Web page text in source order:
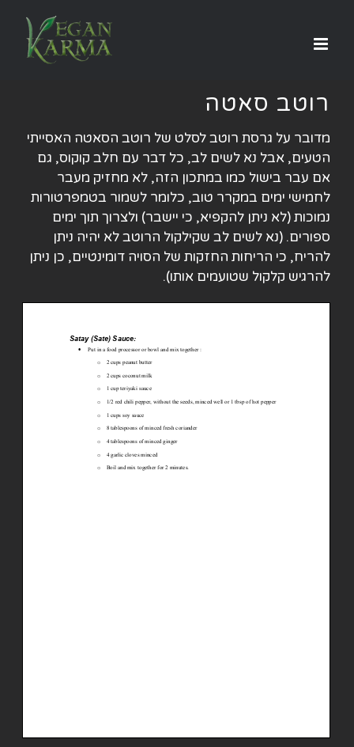
רוטב סאטה
מדובר על גרסת רוטב לסלט של רוטב הסאטה האסייתי
הטעים, אבל נא לשים לב, כל דבר עם חלב קוקוס, גם
אם עבר בישול כמו במתכון הזה, לא מחזיק מעבר
לחמישי ימים במקרר טוב, כלומר לשמור בטמפרטורות
נמוכות (לא ניתן להקפיא, כי יישבר) ולצרוך תוך ימים
ספורים. (נא לשים לב שקילקול הרוטב לא יהיה ניתן
להריח, כי הריחות החזקות של הסויה דומינטיים, כן ניתן
להרגיש קלקול שטועמים אותו).